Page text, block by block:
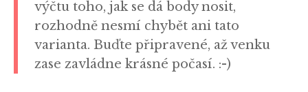
výčtu toho, jak se dá body nosit,
rozhodně nesmí chybět ani tato
varianta. Buďte připravené, až venku
zase zavládne krásné počasí. :-)